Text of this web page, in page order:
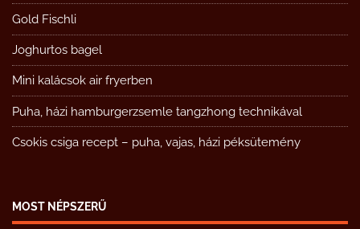
Gold Fischli
Joghurtos bagel
Mini kalácsok air fryerben
Puha, házi hamburgerzsemle tangzhong technikával
Csokis csiga recept – puha, vajas, házi péksütemény
MOST NÉPSZERŰ